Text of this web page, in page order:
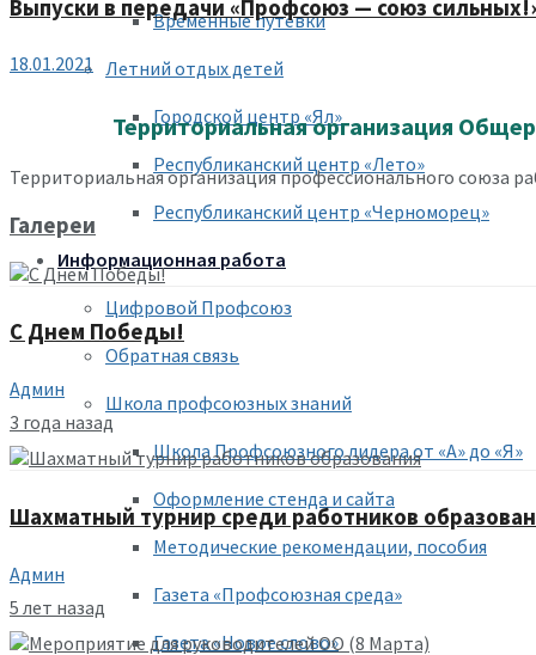
Временные путевки
Летний отдых детей
Городской центр «Ял»
Республиканский центр «Лето»
Республиканский центр «Черноморец»
Информационная работа
Цифровой Профсоюз
Обратная связь
Школа профсоюзных знаний
Школа Профсоюзного лидера от «А» до «Я»
Оформление стенда и сайта
Методические рекомендации, пособия
Газета «Профсоюзная среда»
Газета «Новое слово»
Выпуски в передачи «Профсоюз — союз
18.01.2021
Территориальная организация
Территориальная организация профессионального союза
Галереи
С Днем Победы!
Админ
3 года назад
Шахматный турнир среди работников
Админ
5 лет назад